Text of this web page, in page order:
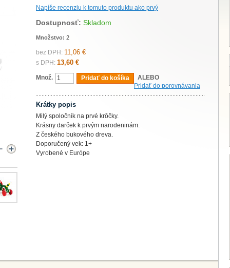
Napíše recenziu k tomuto produktu ako prvý
Dostupnosť: Skladom
Množstvo: 2
bez DPH: 11,06 €
s DPH: 13,60 €
Množ. Pridať do košíka
ALEBO
Pridať do porovnávania
Krátky popis
Milý spoločník na prvé krôčky.
Krásny darček k prvým narodeninám.
Z českého bukového dreva.
Doporučený vek: 1+
Vyrobené v Európe